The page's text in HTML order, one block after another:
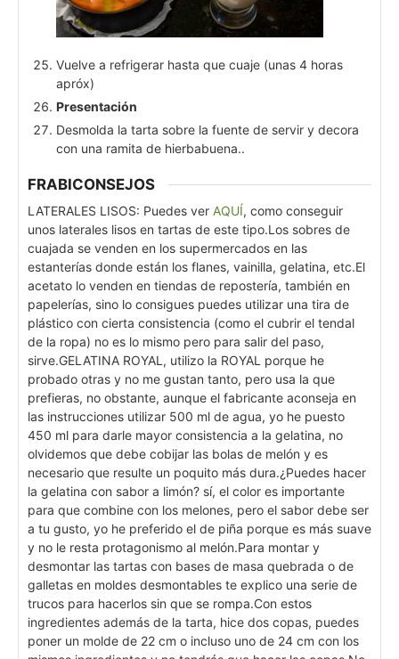
Vuelve a refrigerar hasta que cuaje (unas 4 horas
apróx)
Presentación
Desmolda la tarta sobre la fuente de servir y decora
con una ramita de hierbabuena..
FRABICONSEJOS
LATERALES LISOS: Puedes ver AQUÍ, como conseguir
unos laterales lisos en tartas de este tipo.Los sobres de
cuajada se venden en los supermercados en las
estanterías donde están los flanes, vainilla, gelatina, etc.El
acetato lo venden en tiendas de repostería, también en
papelerías, sino lo consigues puedes utilizar una tira de
plástico con cierta consistencia (como el cubrir el tendal
de la ropa) no es lo mismo pero para salir del paso,
sirve.GELATINA ROYAL, utilizo la ROYAL porque he
probado otras y no me gustan tanto, pero usa la que
prefieras, no obstante, aunque el fabricante aconseja en
las instrucciones utilizar 500 ml de agua, yo he puesto
450 ml para darle mayor consistencia a la gelatina, no
olvidemos que debe cobijar las bolas de melón y es
necesario que resulte un poquito más dura.¿Puedes hacer
la gelatina con sabor a limón? sí, el color es importante
para que combine con los melones, pero el sabor debe ser
a tu gusto, yo he preferido el de piña porque es más suave
y no le resta protagonismo al melón.Para montar y
desmontar las tartas con bases de masa quebrada o de
galletas en moldes desmontables te explico una serie de
trucos para hacerlos sin que se rompa.Con estos
ingredientes además de la tarta, hice dos copas, puedes
poner un molde de 22 cm o incluso uno de 24 cm con los